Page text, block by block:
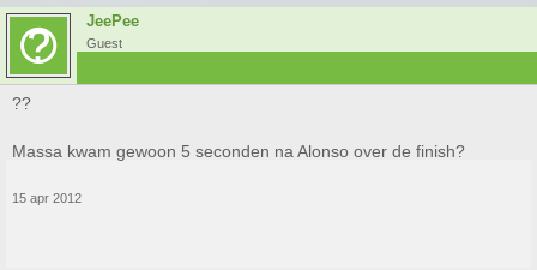
JeePee
Guest
??
Massa kwam gewoon 5 seconden na Alonso over de finish?
15 apr 2012